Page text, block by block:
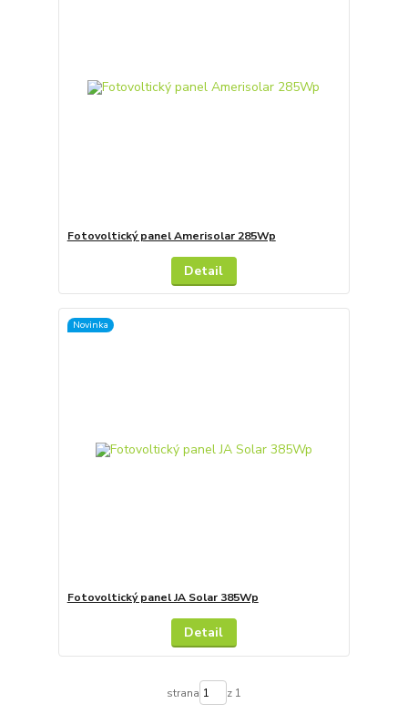
Fotovoltický panel Amerisolar 285Wp
Detail
Novinka
Fotovoltický panel JA Solar 385Wp
Detail
strana z 1